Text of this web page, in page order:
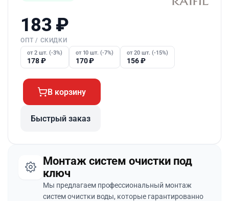
183 ₽
ОПТ / СКИДКИ
от 2 шт. (-3%)
178₽
от 10 шт. (-7%)
170₽
от 20 шт. (-15%)
156₽
В корзину
Быстрый заказ
Монтаж систем очистки под
ключ
Мы предлагаем профессиональный монтаж
систем очистки воды, которые гарантированно